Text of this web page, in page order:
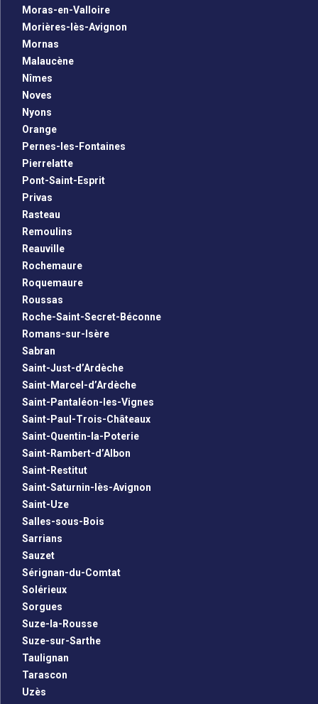
Moras-en-Valloire
Morières-lès-Avignon
Mornas
Malaucène
Nîmes
Noves
Nyons
Orange
Pernes-les-Fontaines
Pierrelatte
Pont-Saint-Esprit
Privas
Rasteau
Remoulins
Reauville
Rochemaure
Roquemaure
Roussas
Roche-Saint-Secret-Béconne
Romans-sur-Isère
Sabran
Saint-Just-d’Ardèche
Saint-Marcel-d’Ardèche
Saint-Pantaléon-les-Vignes
Saint-Paul-Trois-Châteaux
Saint-Quentin-la-Poterie
Saint-Rambert-d’Albon
Saint-Restitut
Saint-Saturnin-lès-Avignon
Saint-Uze
Salles-sous-Bois
Sarrians
Sauzet
Sérignan-du-Comtat
Solérieux
Sorgues
Suze-la-Rousse
Suze-sur-Sarthe
Taulignan
Tarascon
Uzès